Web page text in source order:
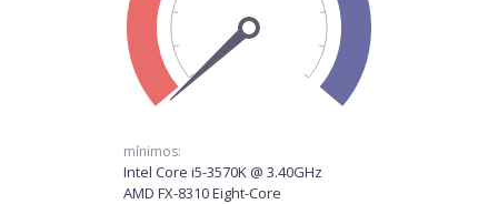
mínimos:
Intel Core i5-3570K @ 3.40GHz
AMD FX-8310 Eight-Core